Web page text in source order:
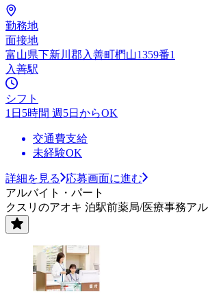
勤務地
面接地
富山県下新川郡入善町椚山1359番1
入善駅
シフト
1日5時間 週5日からOK
交通費支給
未経験OK
詳細を見る
応募画面に進む
アルバイト・パート
クスリのアオキ 泊駅前薬局/医療事務ア